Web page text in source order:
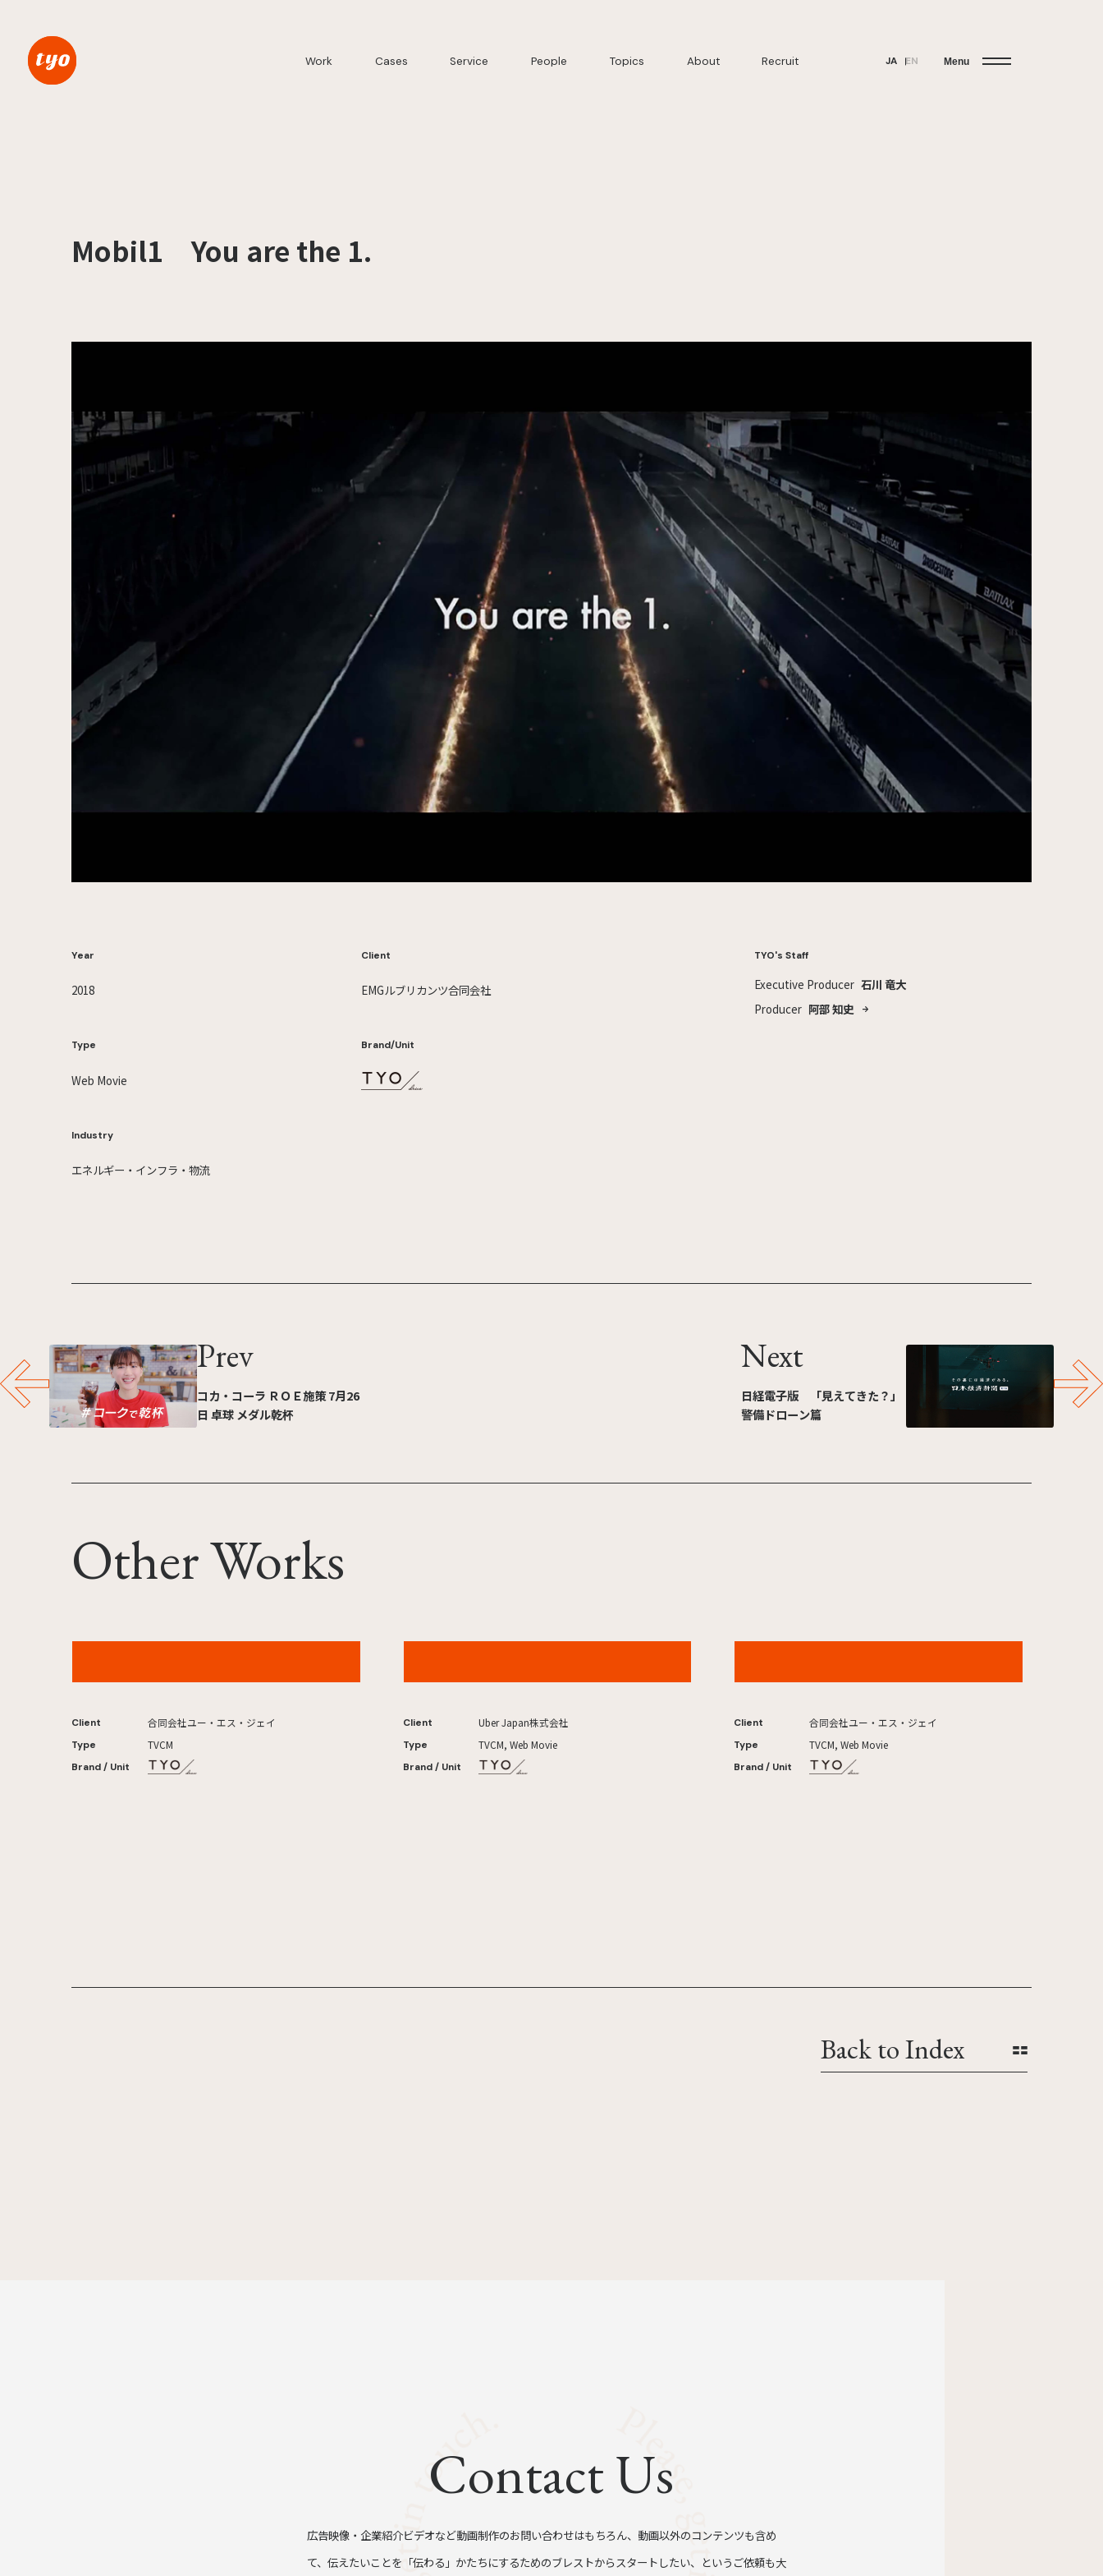
Work Cases Service People Topics About Recruit JA EN Menu
Mobil1 You are the 1.
Year
2018
Type
Web Movie
Industry
エネルギー・インフラ・物流
Client
EMGルブリカンツ合同会社
Brand/Unit
TYO's Staff
Executive Producer 石川 竜大
Producer 阿部 知史
Prev
コカ・コーラ ＲＯＥ施策 7月26
日 卓球 メダル乾杯
Next
日経電子版 「見えてきた？」
警備ドローン篇
Other Works
Client 合同会社ユー・エス・ジェイ
Type TVCM
Brand / Unit
Client Uber Japan株式会社
Type TVCM, Web Movie
Brand / Unit
Client 合同会社ユー・エス・ジェイ
Type TVCM, Web Movie
Brand / Unit
Back to Index
Contact Us
広告映像・企業紹介ビデオなど動画制作のお問い合わせはもちろん、動画以外のコンテンツも含め
て、伝えたいことを「伝わる」かたちにするためのブレストからスタートしたい、というご依頼も大